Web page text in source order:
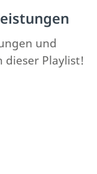
und
dieser Playlist!